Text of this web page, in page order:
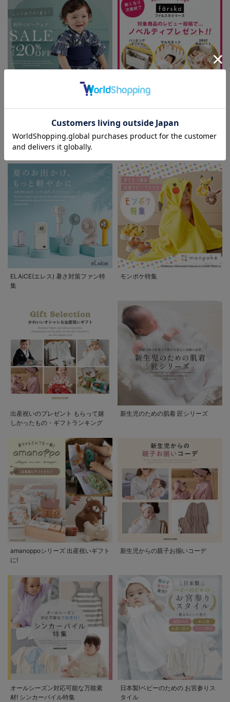
FEATURE
ベビー服/ベビー用品に関する特集
ELAiCE(エレス) 暑さ対策ファン特
集
モンポケ特集
出産祝いのプレゼント もらって嬉
しかったもの・ギフトランキング
新生児のための肌着 匠シリーズ
amanoppoシリーズ 出産祝いギフト
に!
新生児からの親子お揃いコーデ
オールシーズン対応可能な万能素
材! シンカーパイル特集
日本製!ベビーのための お宮参りス
タイル
お気に入り商品を確認する